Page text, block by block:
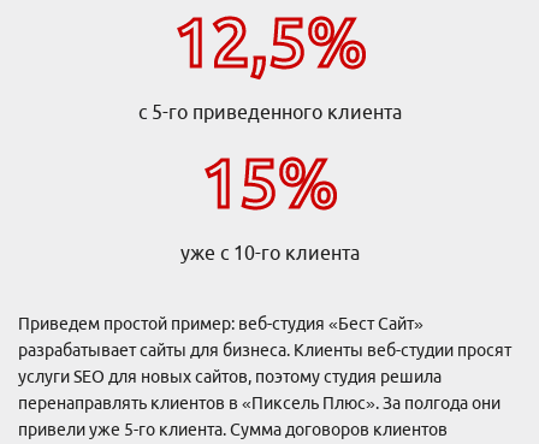
12,5%
с 5-го приведенного клиента
15%
уже с 10-го клиента
Приведем простой пример: веб-студия «Бест Сайт»
разрабатывает сайты для бизнеса. Клиенты веб-студии просят
услуги SEO для новых сайтов, поэтому студия решила
перенаправлять клиентов в «Пиксель Плюс». За полгода они
привели уже 5-го клиента. Сумма договоров клиентов